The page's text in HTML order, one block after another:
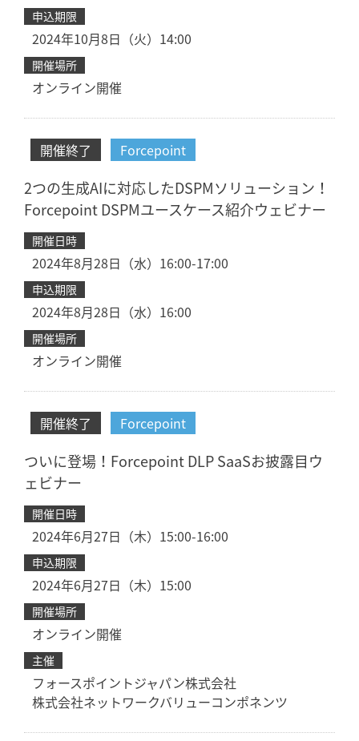
申込期限
2024年10月8日（火）14:00
開催場所
オンライン開催
開催終了 Forcepoint
2つの生成AIに対応したDSPMソリューション！
Forcepoint DSPMユースケース紹介ウェビナー
開催日時
2024年8月28日（水）16:00-17:00
申込期限
2024年8月28日（水）16:00
開催場所
オンライン開催
開催終了 Forcepoint
ついに登場！Forcepoint DLP SaaSお披露目ウ
ェビナー
開催日時
2024年6月27日（木）15:00-16:00
申込期限
2024年6月27日（木）15:00
開催場所
オンライン開催
主催
フォースポイントジャパン株式会社
株式会社ネットワークバリューコンポネンツ